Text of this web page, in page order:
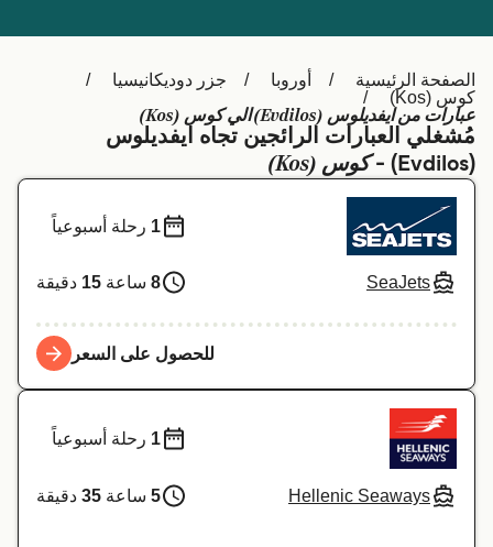
België (NL)
Ελλάδα
Belgique (FR)
Polska
Deutschland
Schweiz (DE)
Norge
Indonesia
Maroc (FR)
الصفحة الرئيسية أوروبا
جزر دوديكانيسيا
كوس (Kos)
عبارات من ايفديلوس (Evdilos) الي كوس (Kos)
مُشغلي العبارات الرائجين تجاه ايفديلوس
(Evdilos) -
كوس (Kos)
SeaJets
1 رحلة أسبوعياً
8 ساعة 15 دقيقة
للحصول على السعر
Hellenic Seaways
1 رحلة أسبوعياً
5 ساعة 35 دقيقة